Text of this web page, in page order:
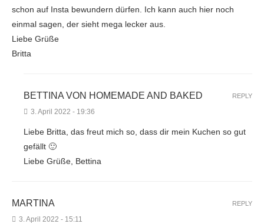
schon auf Insta bewundern dürfen. Ich kann auch hier noch
einmal sagen, der sieht mega lecker aus.
Liebe Grüße
Britta
BETTINA VON HOMEMADE AND BAKED
3. April 2022 - 19:36
Liebe Britta, das freut mich so, dass dir mein Kuchen so gut
gefällt 🙂
Liebe Grüße, Bettina
REPLY
MARTINA
3. April 2022 - 15:11
REPLY